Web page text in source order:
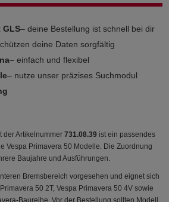
GLS– deine Bestellung ist schnell bei dir
deine Daten sorgfältig
– einfach und flexibel
– nutze unser präzises Suchmodul
der Artikelnummer 731.08.39 ist ein passendes
Vespa Primavera 50 Modelle. Die Zuordnung
Baujahre und Ausführungen.
Bremsbereich vorgesehen und eignet sich
50 2T, Vespa Primavera 50 4V sowie
Baureihe. Vor der Bestellung sollten Modell,